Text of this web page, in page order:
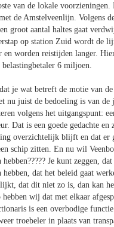
van de lokale voorzieningen.
de Amstelveenlijn. Volgens
groot aantal haltes gaat
op station Zuid wordt de
en worden reistijden langer.
belastingbetaler 6 miljoen.
je wat betreft de motie van
nu juist de bedoeling is van de
volgens het uitgangspunt:
Dat is een goede gedachte
overzichtelijk blijft en dat er
schip zitten. En nu wil
hebben????? Je kunt zeggen,
dat het beleid gaat
dat dit niet zo is, dan kan
wij dat met elkaar
is een overbodige
troebeler in plaats van